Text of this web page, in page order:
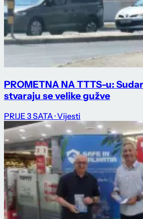
PROMETNA NA TTTS-u:
stvaraju se velike gužve
PRIJE 3 SATA · Vijesti